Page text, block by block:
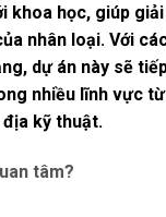
khoa học, giúp
nhân loại. Với
dự án này sẽ
nhiều lĩnh vực
kỹ thuật.
tâm?